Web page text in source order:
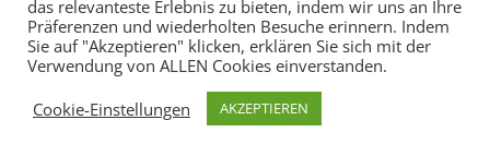
© 2026 ARFLOW ™
IMPRESSUM
das relevanteste Erlebnis zu bieten, indem wir uns an Ihre
Präferenzen und wiederholten Besuche erinnern. Indem
Sie auf "Akzeptieren" klicken, erklären Sie sich mit der
Verwendung von ALLEN Cookies einverstanden.
Cookie-Einstellungen
AKZEPTIEREN